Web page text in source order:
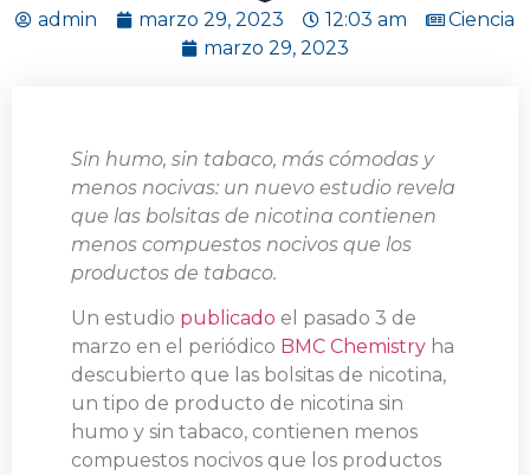
admin marzo 29, 2023 12:03 am
Ciencia
marzo 29, 2023
Sin humo, sin tabaco, más cómodas y
menos nocivas: un nuevo estudio revela
que las bolsitas de nicotina contienen
menos compuestos nocivos que los
productos de tabaco.
Un estudio publicado el pasado 3 de
marzo en el periódico BMC Chemistry ​​​​​​​ ha
descubierto que las bolsitas de nicotina,
un tipo de producto de nicotina sin
humo y sin tabaco, contienen menos
compuestos nocivos que los productos